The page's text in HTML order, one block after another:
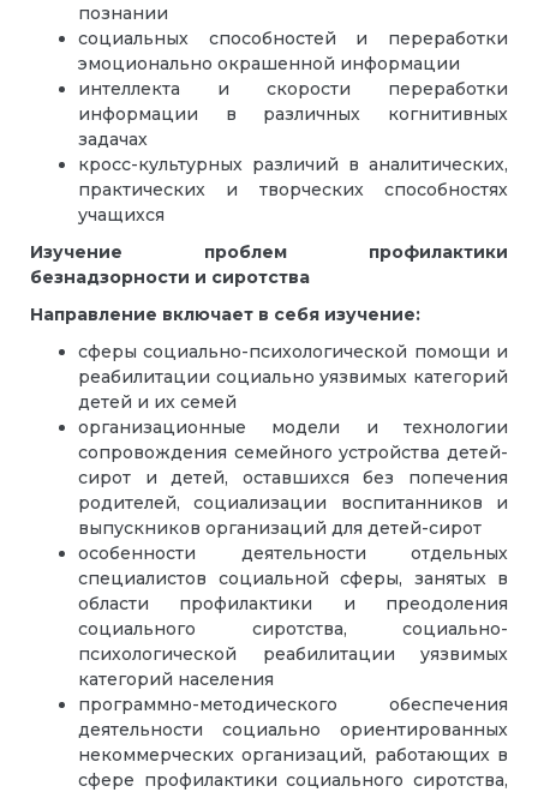
познании
социальных способностей и переработки
эмоционально окрашенной информации
интеллекта и скорости переработки
информации в различных когнитивных
задачах
кросс-культурных различий в аналитических,
практических и творческих способностях
учащихся
Изучение проблем профилактики
безнадзорности и сиротства
Направление включает в себя изучение:
сферы социально-психологической помощи и
реабилитации социально уязвимых категорий
детей и их семей
организационные модели и технологии
сопровождения семейного устройства детей-
сирот и детей, оставшихся без попечения
родителей, социализации воспитанников и
выпускников организаций для детей-сирот
особенности деятельности отдельных
специалистов социальной сферы, занятых в
области профилактики и преодоления
социального сиротства, социально-
психологической реабилитации уязвимых
категорий населения
программно-методического обеспечения
деятельности социально ориентированных
некоммерческих организаций, работающих в
сфере профилактики социального сиротства,